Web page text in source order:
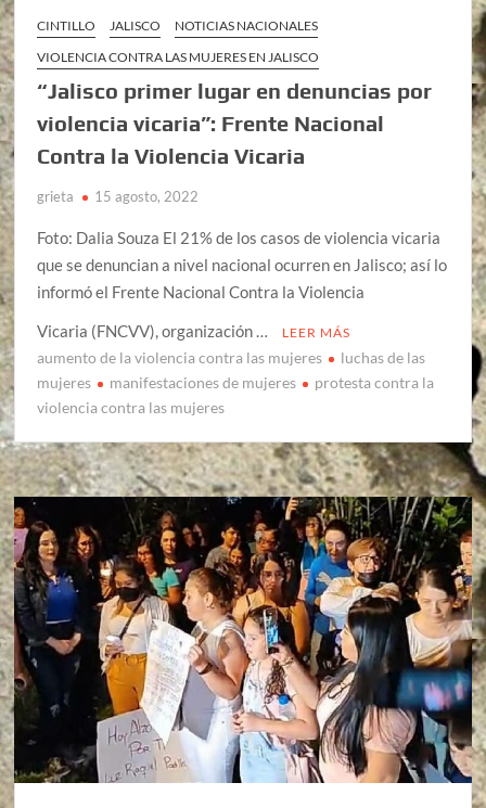
CINTILLO JALISCO
NOTICIAS NACIONALES
VIOLENCIA CONTRA LAS MUJERES EN JALISCO
“Jalisco primer lugar en denuncias por
violencia vicaria”: Frente Nacional
Contra la Violencia Vicaria
grieta 15 agosto, 2022
Foto: Dalia Souza El 21% de los casos de violencia vicaria
que se denuncian a nivel nacional ocurren en Jalisco; así lo
informó el Frente Nacional Contra la Violencia
Vicaria (FNCVV), organización …
LEER MÁS
aumento de la violencia contra las mujeres
luchas de las
mujeres
manifestaciones de mujeres
protesta contra la
violencia contra las mujeres